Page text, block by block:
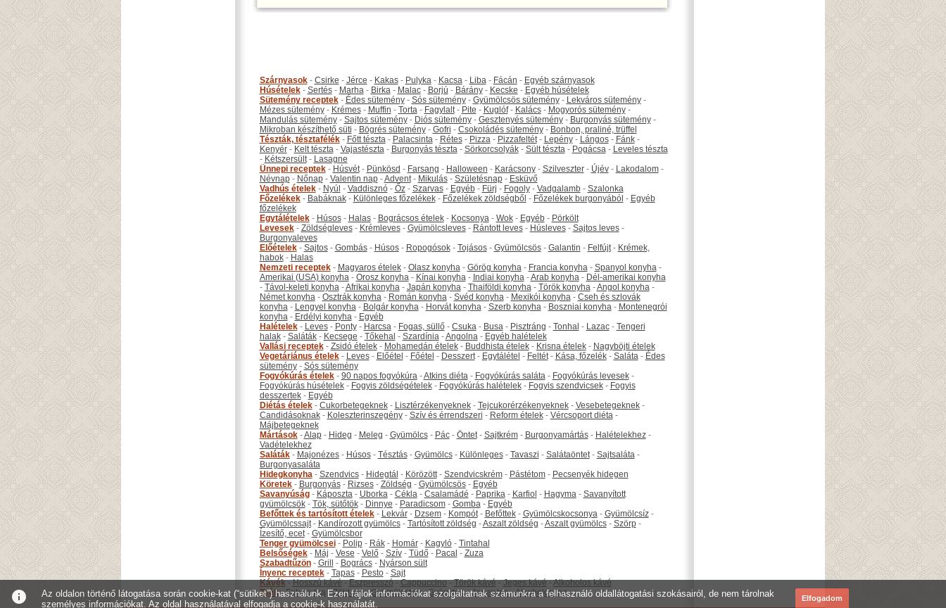
Szárnyasok- Csirke - Jérce - Kakas- Pulyka- Kacsa- Liba- Fácán - Egyéb szárnyasok
Húsételek- Sertés- Marha- Birka- Malac- Borjú - Bárány- Kecske - Egyéb húsételek
Sütemény receptek- Édes sütemény- Sós sütemény- Gyümölcsös sütemény- Lekváros sütemény-
Mézes sütemény- Krémes- Muffin - Torta- Fagylalt- Pite - Kuglóf- Kalács- Mogyorós sütemény-
Mandulás sütemény- Sajtos sütemény- Diós sütemény- Gesztenyés sütemény- Burgonyás sütemény-
Mikroban készíthető süti - Bögrés sütemény- Gofri - Csokoládés sütemény- Bonbon, praliné, trüffel
Tészták, tésztafélék- Főtt tészta- Palacsinta- Rétes- Pizza- Pizzafeltét- Lepény- Lángos- Fánk-
Kenyér- Kelt tészta- Vajastészta- Burgonyás tészta- Sörkorcsolyák- Sült tészta- Pogácsa- Leveles tészta
- Kétszersült- Lasagne
Ünnepi receptek- Húsvét- Pünkösd - Farsang - Halloween - Karácsony- Szilveszter- Újév- Lakodalom-
Névnap- Nőnap- Valentin nap-Advent- Mikulás- Születésnap- Esküvő
Vadhús ételek- Nyúl - Vaddisznó- Őz- Szarvas- Egyéb- Fürj - Fogoly- Vadgalamb- Szalonka
Főzelékek- Babáknak- Különleges főzelékek- Főzelékek zöldségből - Főzelékek burgonyából - Egyéb
főzelékek
Egytálételek- Húsos- Halas- Bográcsos ételek- Kocsonya- Wok- Egyéb- Pörkölt
Levesek- Zöldségleves- Krémleves- Gyümölcsleves- Rántott leves- Húsleves- Sajtos leves-
Burgonyaleves
Előételek- Sajtos- Gombás- Húsos- Ropogósok- Tojásos- Gyümölcsös- Galantin - Felfújt- Krémek,
habok- Halas
Nemzeti receptek- Magyaros ételek- Olasz konyha- Görög konyha- Francia konyha- Spanyol konyha-
Amerikai (USA) konyha- Orosz konyha- Kínai konyha- Indiai konyha-Arab konyha- Dél-amerikai konyha
- Távol-keleti konyha-Afrikai konyha- Japán konyha- Thaiföldi konyha- Török konyha-Angol konyha-
Német konyha- Osztrák konyha- Román konyha- Svéd konyha- Mexikói konyha- Cseh és szlovák
konyha- Lengyel konyha- Bolgár konyha- Horvát konyha- Szerb konyha- Boszniai konyha- Montenegrói
konyha- Erdélyi konyha- Egyéb
Halételek- Leves- Ponty- Harcsa- Fogas, süllő- Csuka- Busa- Pisztráng - Tonhal - Lazac- Tengeri
halak- Saláták- Kecsege - Tőkehal - Szardínia-Angolna- Egyéb halételek
Vallási receptek- Zsidó ételek- Mohamedán ételek- Buddhista ételek- Krisna ételek- Nagyböjti ételek
Vegetáriánus ételek- Leves- Előétel - Főétel - Desszert- Egytálétel - Feltét- Kása, főzelék- Saláta- Édes
sütemény- Sós sütemény
Fogyókúrás ételek- 90 napos fogyókúra-Atkins diéta- Fogyókúrás saláta- Fogyókúrás levesek-
Fogyókúrás húsételek- Fogyis zöldségételek- Fogyókúrás halételek- Fogyis szendvicsek- Fogyis
desszertek- Egyéb
Diétás ételek- Cukorbetegeknek- Lisztérzékenyeknek- Tejcukorérzékenyeknek- Vesebetegeknek-
Candidásoknak- Koleszterinszegény- Szív és érrendszeri - Reform ételek- Vércsoport diéta-
Májbetegeknek
Mártások-Alap- Hideg - Meleg - Gyümölcs- Pác- Öntet- Sajtkrém- Burgonyamártás- Halételekhez-
Vadételekhez
Saláták- Majonézes- Húsos- Tésztás- Gyümölcs- Különleges- Tavaszi - Salátaöntet- Sajtsaláta-
Burgonyasaláta
Hidegkonyha- Szendvics- Hidegtál - Körözött- Szendvicskrém- Pástétom- Pecsenyék hidegen
Köretek- Burgonyás- Rizses- Zöldség - Gyümölcsös- Egyéb
Savanyúság- Káposzta- Uborka- Cékla- Csalamádé - Paprika- Karfiol - Hagyma- Savanyított
gyümölcsök- Tök, sütőtök- Dinnye - Paradicsom- Gomba- Egyéb
Befőttek és tartósított ételek- Lekvár- Dzsem- Kompót- Befőttek- Gyümölcskocsonya- Gyümölcsíz-
Gyümölcssajt- Kandírozott gyümölcs- Tartósított zöldség -Aszalt zöldség -Aszalt gyümölcs- Szörp-
Ízesítő, ecet- Gyümölcsbor
Tenger gyümölcsei- Polip- Rák- Homár- Kagyló- Tintahal
Belsőségek- Máj - Vese - Velő- Szív- Tüdő- Pacal - Zuza
Szabadtűzön- Grill - Bogrács- Nyárson sült
Ínyenc receptek- Tapas- Pesto- Sajt
Kávék-Hosszú kávé-Eszpresszó-Cappuccino-Török kávé-Jeges kávé-Alkoholos kávé
Teák-Fekete tea -Zöld tea-Gyümölcstea-Gyógytea-Jeges tea-Alkoholos tea
info
Az oldalon történő látogatása során cookie-kat (“sütiket”) használunk. Ezen fájlok információkat szolgáltatnak számunkra a felhasználó oldallátogatási szokásairól, de nem tárolnak
személyes információkat. Az oldal használatával elfogadja a cookie-k használatát.
Elfogadom